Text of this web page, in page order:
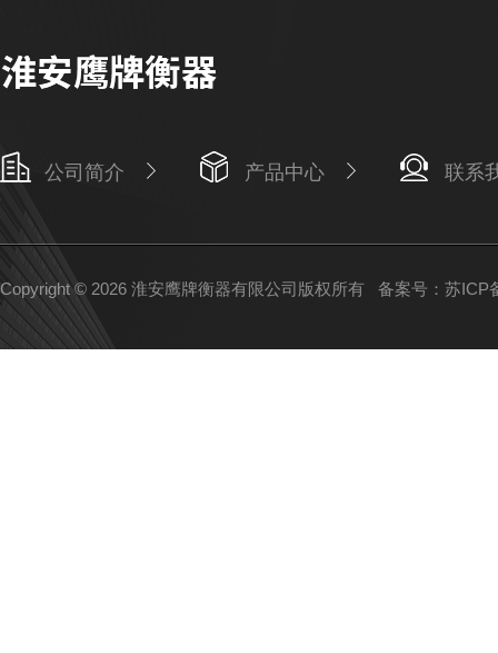
公司简介 产品中心 联系
Copyright © 2026 淮安鹰牌衡器有限公司版权所有 备案号：苏ICP